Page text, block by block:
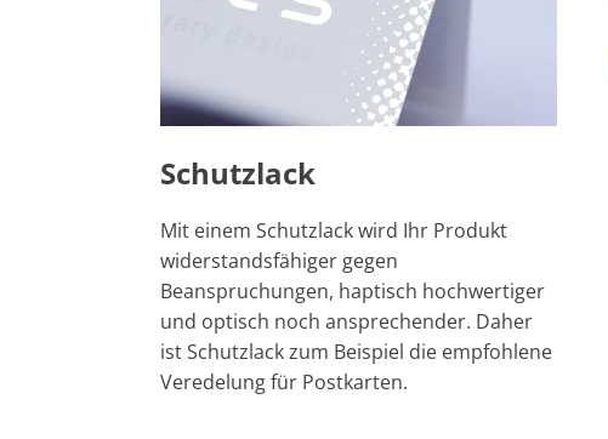
Schutzlack
Mit einem Schutzlack wird Ihr Produkt
widerstandsfähiger gegen
Beanspruchungen, haptisch hochwertiger
und optisch noch ansprechender. Daher
ist Schutzlack zum Beispiel die empfohlene
Veredelung für Postkarten.